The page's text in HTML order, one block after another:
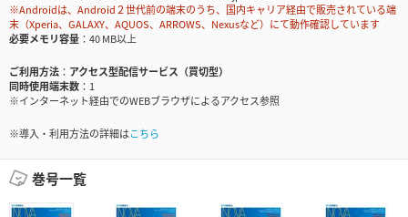
※Androidは、Android２世代前の端末のうち、国内キャリア経由で販売されている端
末（Xperia、GALAXY、AQUOS、ARROWS、Nexusなど）にて動作確認しています
必要メモリ容量
40 MB以上
ご利用方法
アクセス型配信サービス（買切型）
同時使用端末数
1
※インターネット経由でのWEBブラウザによるアクセス参照
※導入・利用方法の詳細はこちら
巻号一覧